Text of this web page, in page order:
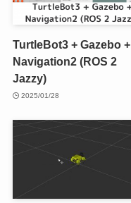
TurtleBot3 + Gazebo +
Navigation2 (ROS 2
Jazzy)
2025/01/28